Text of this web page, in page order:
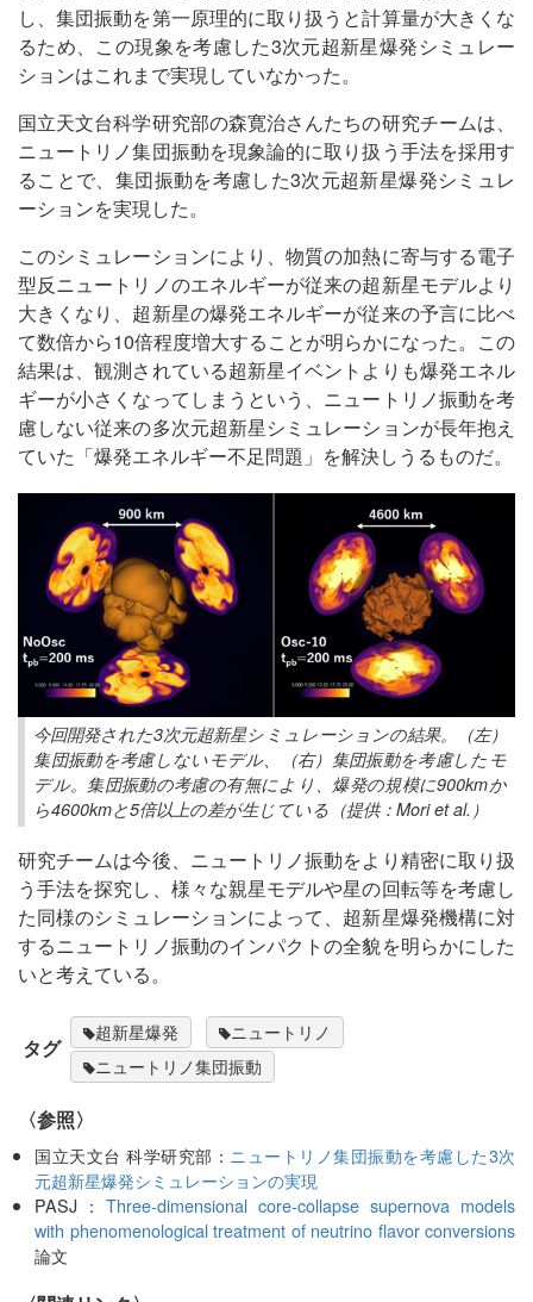
し、集団振動を第一原理的に取り扱うと計算量が大きくな
るため、この現象を考慮した3次元超新星爆発シミュレー
ションはこれまで実現していなかった。
国立天文台科学研究部の森寛治さんたちの研究チームは、
ニュートリノ集団振動を現象論的に取り扱う手法を採用す
ることで、集団振動を考慮した3次元超新星爆発シミュレ
ーションを実現した。
このシミュレーションにより、物質の加熱に寄与する電子
型反ニュートリノのエネルギーが従来の超新星モデルより
大きくなり、超新星の爆発エネルギーが従来の予言に比べ
て数倍から10倍程度増大することが明らかになった。この
結果は、観測されている超新星イベントよりも爆発エネル
ギーが小さくなってしまうという、ニュートリノ振動を考
慮しない従来の多次元超新星シミュレーションが長年抱え
ていた「爆発エネルギー不足問題」を解決しうるものだ。
今回開発された3次元超新星シミュレーションの結果。（左）
集団振動を考慮しないモデル、（右）集団振動を考慮したモ
デル。集団振動の考慮の有無により、爆発の規模に900kmか
ら4600kmと5倍以上の差が生じている（提供：Mori et al.）
研究チームは今後、ニュートリノ振動をより精密に取り扱
う手法を探究し、様々な親星モデルや星の回転等を考慮し
た同様のシミュレーションによって、超新星爆発機構に対
するニュートリノ振動のインパクトの全貌を明らかにした
いと考えている。
タグ
超新星爆発
ニュートリノ
ニュートリノ集団振動
〈参照〉
国立天文台 科学研究部： ニュートリノ集団振動を考慮した3次
元超新星爆発シミュレーションの実現
PASJ：Three-dimensional core-collapse supernova models
with phenomenological treatment of neutrino flavor conversions
論文